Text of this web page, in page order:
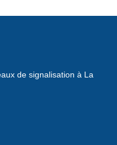
de signalisation à La